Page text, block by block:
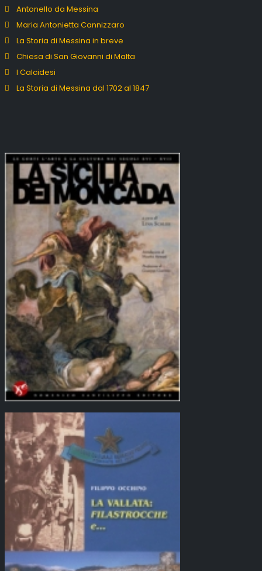
Antonello da Messina
Maria Antonietta Cannizzaro
La Storia di Messina in breve
Chiesa di San Giovanni di Malta
I Calcidesi
La Storia di Messina dal 1702 al 1847